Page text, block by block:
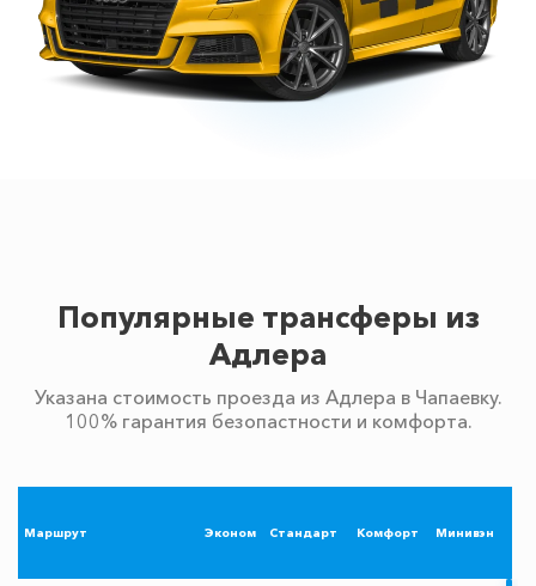
Популярные трансферы из
Адлера
Указана стоимость проезда из Адлера в Чапаевку.
100% гарантия безопастности и комфорта.
Маршрут Эконом Стандарт Комфорт Минивэн